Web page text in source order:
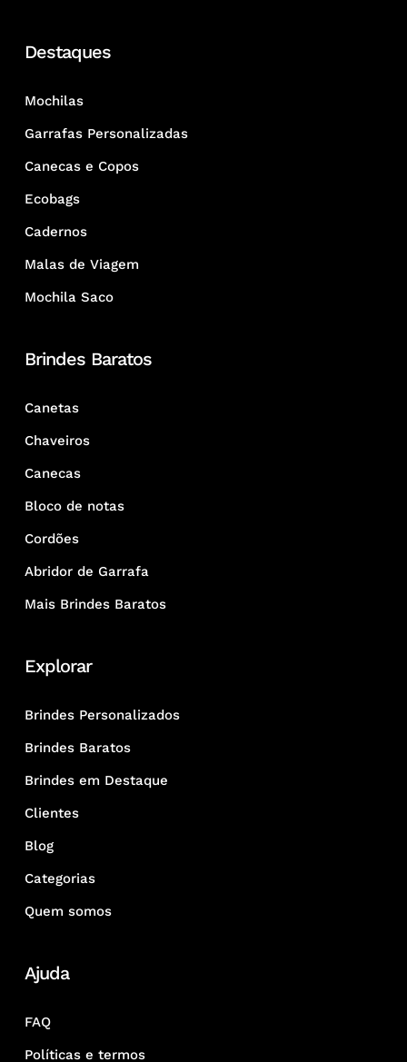
Destaques
Mochilas
Garrafas Personalizadas
Canecas e Copos
Ecobags
Cadernos
Malas de Viagem
Mochila Saco
Brindes Baratos
Canetas
Chaveiros
Canecas
Bloco de notas
Cordões
Abridor de Garrafa
Mais Brindes Baratos
Explorar
Brindes Personalizados
Brindes Baratos
Brindes em Destaque
Clientes
Blog
Categorias
Quem somos
Ajuda
FAQ
Políticas e termos